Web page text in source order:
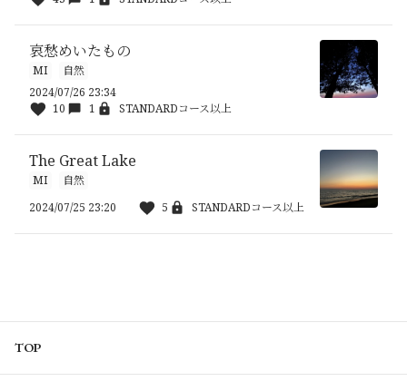
哀愁めいたもの
MI
自然
2024/07/26 23:34
10
1 STANDARDコース以上
The Great Lake
MI
自然
2024/07/25 23:20
5 STANDARDコース以上
TOP